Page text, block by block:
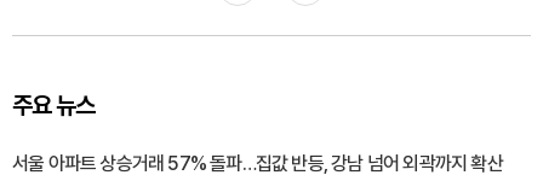
주요 뉴스
서울 아파트 상승거래 57% 돌파…집값 반등, 강남 넘어 외곽까지 확산